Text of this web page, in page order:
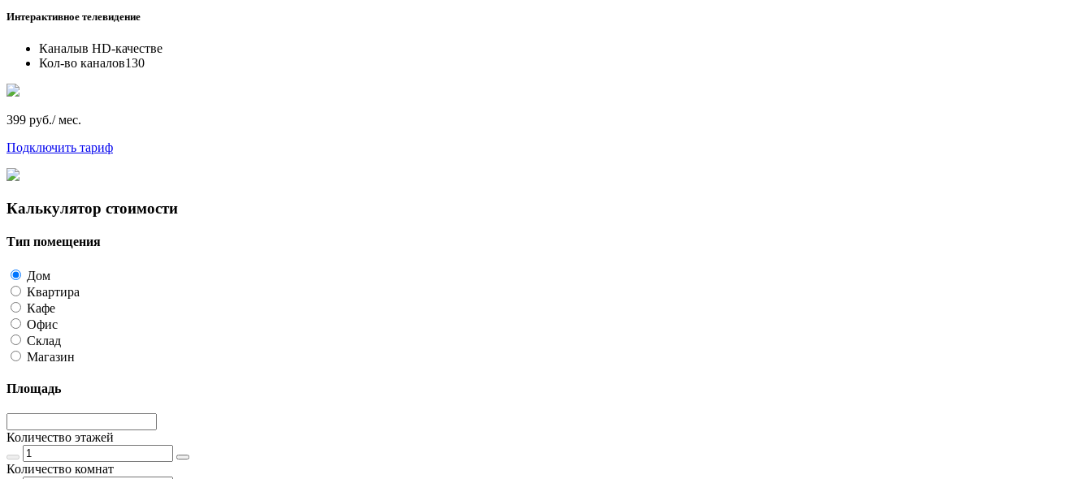
Интерактивное телевидение
Каналыв HD-качестве
Кол-во каналов130
399 руб./ мес.
Подключить тариф
Калькулятор стоимости
Тип помещения
Дом
Квартира
Кафе
Офис
Склад
Магазин
Площадь
Количество этажей
Количество комнат